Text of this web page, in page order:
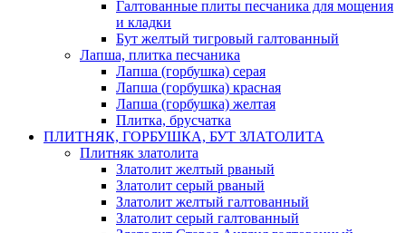
Галтованные плиты песчаника для мощения
и кладки
Бут желтый тигровый галтованный
Лапша, плитка песчаника
Лапша (горбушка) серая
Лапша (горбушка) красная
Лапша (горбушка) желтая
Плитка, брусчатка
ПЛИТНЯК, ГОРБУШКА, БУТ ЗЛАТОЛИТА
Плитняк златолита
Златолит желтый рваный
Златолит серый рваный
Златолит желтый галтованный
Златолит серый галтованный